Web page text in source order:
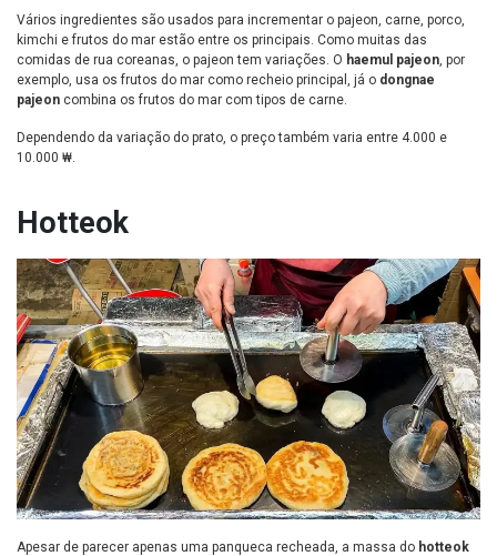
Vários ingredientes são usados para incrementar o pajeon, carne, porco,
kimchi e frutos do mar estão entre os principais. Como muitas das
comidas de rua coreanas, o pajeon tem variações. O haemul pajeon, por
exemplo, usa os frutos do mar como recheio principal, já o dongnae
pajeon combina os frutos do mar com tipos de carne.
Dependendo da variação do prato, o preço também varia entre 4.000 e
10.000 ₩.
Hotteok
Apesar de parecer apenas uma panqueca recheada, a massa do hotteok